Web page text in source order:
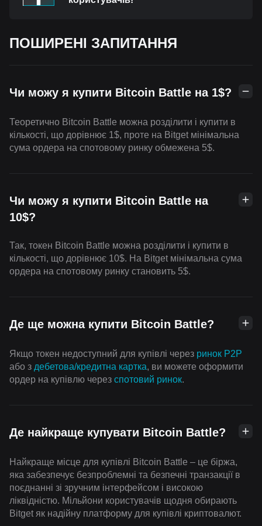
ПОШИРЕНІ ЗАПИТАННЯ
Чи можу я купити Bitcoin Battle на 1$?
Теоретично Bitcoin Battle можна розділити і купити в
кількості, що дорівнює 1$, проте на Bitget мінімальна
сума ордера на спотовому ринку обмежена 5$.
Чи можу я купити Bitcoin Battle на
10$?
Так, токен Bitcoin Battle можна розділити і купити в
кількості, що дорівнює 10$. На Bitget мінімальна сума
ордера на спотовому ринку становить 5$.
Де ще можна купити Bitcoin Battle?
Якщо токен недоступний для купівлі через ринок P2P
або з дебетова/кредитна картка, ви можете оформити
ордер на купівлю через спотовий ринок.
Де найкраще купувати Bitcoin Battle?
Найкраще місце для купівлі Bitcoin Battle – це біржа,
яка забезпечує безпроблемні та безпечні транзакції в
поєднанні зі зручним інтерфейсом і високою
ліквідністю. Мільйони користувачів щодня обирають
Bitget як надійну платформу для купівлі криптовалют.